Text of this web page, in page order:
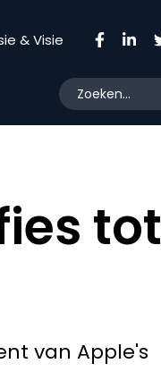
& Visie
tot
van Apple's